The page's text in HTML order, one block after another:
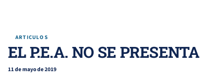
ARTICULOS
EL P.E.A. NO SE PRESENTA
11 de mayo de 2019